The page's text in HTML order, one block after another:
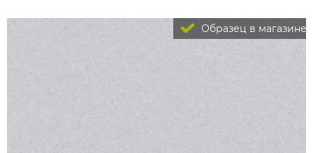
Образец в магазине